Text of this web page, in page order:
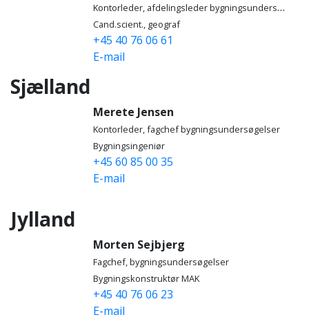
Kontorleder, afdelingsleder bygningsundersøgelser
Cand.scient., geograf
+45 40 76 06 61
E-mail
Sjælland
Merete Jensen
Kontorleder, fagchef bygningsundersøgelser
Bygningsingeniør
+45 60 85 00 35
E-mail
Jylland
Morten Sejbjerg
Fagchef, bygningsundersøgelser
Bygningskonstruktør MAK
+45 40 76 06 23
E-mail